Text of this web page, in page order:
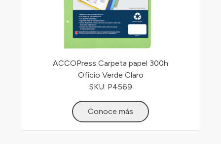
ACCOPress Carpeta papel 300h
Oficio Verde Claro
SKU: P4569
Conoce más